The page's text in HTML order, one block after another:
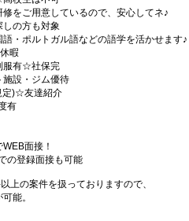
をご用意しているので、安心してネ♪
の方も対象
・ポルトガル語などの語学を活かせます♪
暇
有☆社保完
設・ジム優待
定)☆友達紹介
有
面接！
の登録面接も可能
上の案件を扱っておりますので、
能。